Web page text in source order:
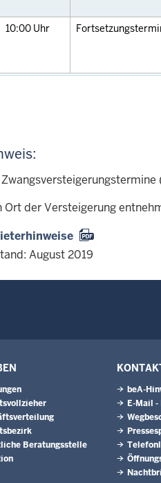
10:00 Uhr
Zwangsversteigerungstermine
Ort der Versteigerung
August 2019
Beratungsstelle
beA-
E-Mail -